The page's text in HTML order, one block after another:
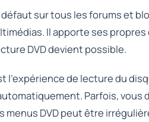
sur tous les forums et
Il apporte ses
DVD devient possible.
l’expérience de lecture du
Parfois, vous
menus DVD peut être